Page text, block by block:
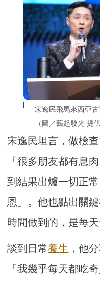
宋逸民飛馬來西亞
（圖／藝起發光 提供
宋逸民坦言，做檢
「很多朋友都有息
到結果出爐一切正
恩」。他也點出關
時間做到的，是每
談到日常養生 ，他
「我幾乎每天都吃